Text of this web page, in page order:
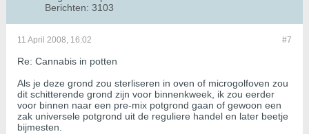
Berichten: 3103
#7
11 April 2008, 16:02
Re: Cannabis in potten
Als je deze grond zou sterliseren in oven of microgolfoven zou
dit schitterende grond zijn voor binnenkweek, ik zou eerder
voor binnen naar een pre-mix potgrond gaan of gewoon een
zak universele potgrond uit de reguliere handel en later beetje
bijmesten.